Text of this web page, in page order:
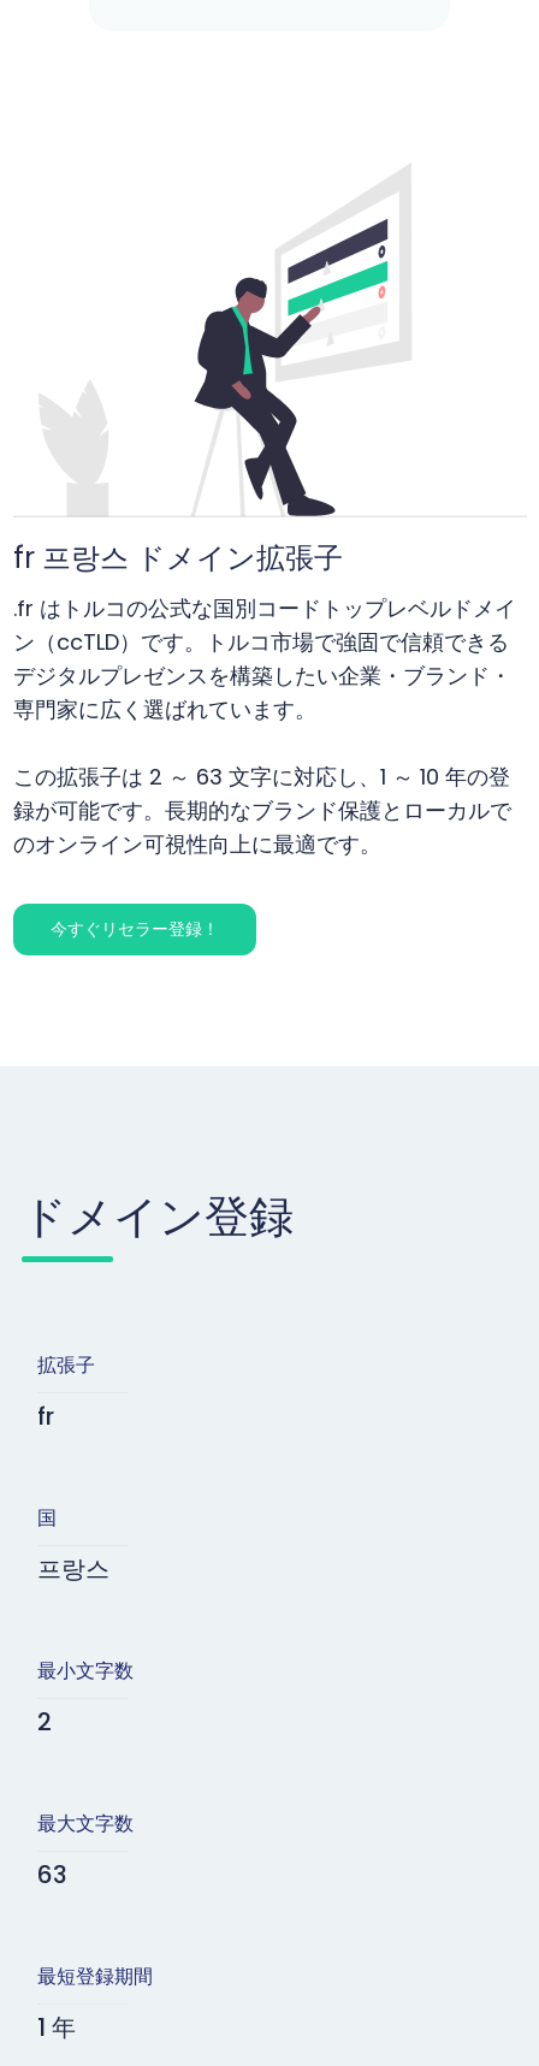
fr 프랑스 ドメイン拡張子
.fr はトルコの公式な国別コードトップレベルドメイ
ン（ccTLD）です。トルコ市場で強固で信頼できる
デジタルプレゼンスを構築したい企業・ブランド・
専門家に広く選ばれています。
この拡張子は 2 ～ 63 文字に対応し、1 ～ 10 年の登
録が可能です。長期的なブランド保護とローカルで
のオンライン可視性向上に最適です。
今すぐリセラー登録！
ドメイン登録
拡張子
fr
国
프랑스
最小文字数
2
最大文字数
63
最短登録期間
1 年